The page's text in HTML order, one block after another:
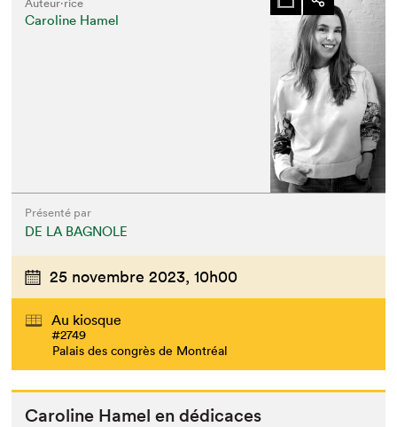
Auteur·rice
Caroline Hamel
Présenté par
DE LA BAGNOLE
25 novembre 2023, 10h00
Au kiosque
#2749
Palais des congrès de Montréal
Car­o­line Hamel en dédicaces